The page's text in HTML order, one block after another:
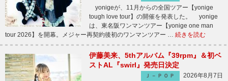
yonigeが、11月からの全国ツアー【yonige
tough love tour】の開催を発表した。 yonige
は、東名阪ワンマンツアー【yonige one man
tour 2026】を開幕。メジャー再契約後初のワンマンツアー … 続きを読む
伊藤美来、5thアルバム『39rpm』＆初ベ
ストAL『swirl』発売日決定
Ｊ－ＰＯＰ
2026年8月7日